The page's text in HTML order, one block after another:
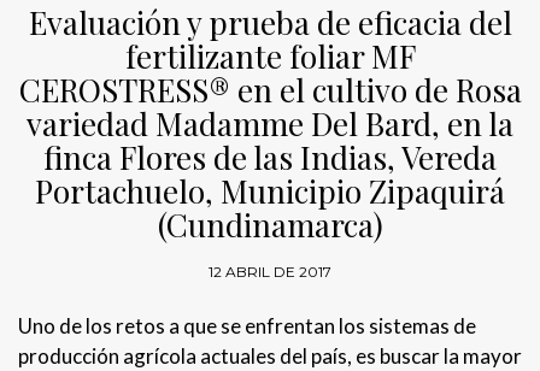
Evaluación y prueba de eficacia del
fertilizante foliar MF
CEROSTRESS® en el cultivo de Rosa
variedad Madamme Del Bard, en la
finca Flores de las Indias, Vereda
Portachuelo, Municipio Zipaquirá
(Cundinamarca)
12 ABRIL DE 2017
Uno de los retos a que se enfrentan los sistemas de
producción agrícola actuales del país, es buscar la mayor